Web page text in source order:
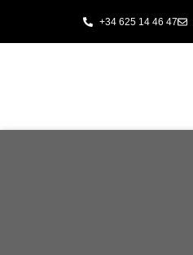
+34 625 14 46 47